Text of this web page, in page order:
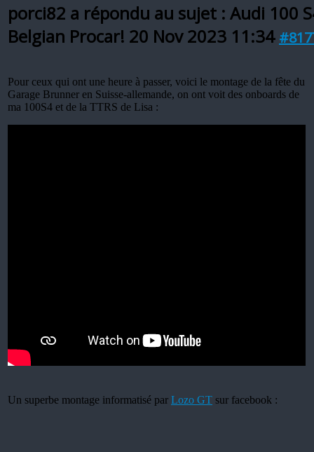
porci82 a répondu au sujet : Audi 100
Belgian Procar! 20 Nov 2023 11:34
Pour ceux qui ont une heure à passer, voici le montage de la fête du
Garage Brunner en Suisse-allemande, on ont voit des onboards de
ma 100S4 et de la TTRS de Lisa :
Un superbe montage informatisé par Lozo GT sur facebook :